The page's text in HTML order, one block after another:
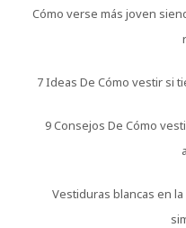
Cómo verse más joven
7 Ideas De Cómo vestir si
9 Consejos De Cómo
Vestiduras blancas en